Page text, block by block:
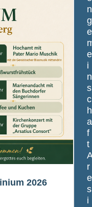
2026
n
g
e
e
i
n
s
c
h
a
f
t
r
e
s
i